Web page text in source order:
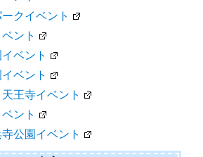
クイベント
ント
ベント
ベント
王寺イベント
ント
公園イベント